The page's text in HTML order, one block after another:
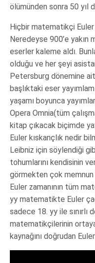
ölümünden sonra 50 yıl
Hiçbir matematikçi Euler
Neredeyse 900’e
eserler kaleme aldı.
olduğu ve her şeyi
Petersburg dönemine
başlıktaki eser
yaşamı boyunca
Opera Omnia(tüm
kitap çıkacak biçimde
Euler kıskançlık nedir
Leibniz için söylendiği
tohumlarını kendisinin
görmekten çok memnun
Euler zamanının tüm
yy matematikte Euler
sadece 18. yy ile sınırlı
matematikçilerinin
kaynağını doğrudan